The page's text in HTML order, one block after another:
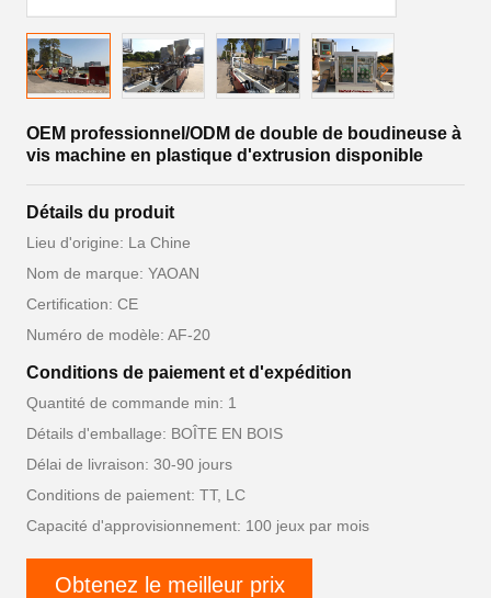
OEM professionnel/ODM de double de boudineuse à
vis machine en plastique d'extrusion disponible
Détails du produit
Lieu d'origine: La Chine
Nom de marque: YAOAN
Certification: CE
Numéro de modèle: AF-20
Conditions de paiement et d'expédition
Quantité de commande min: 1
Détails d'emballage: BOÎTE EN BOIS
Délai de livraison: 30-90 jours
Conditions de paiement: TT, LC
Capacité d'approvisionnement: 100 jeux par mois
Obtenez le meilleur prix